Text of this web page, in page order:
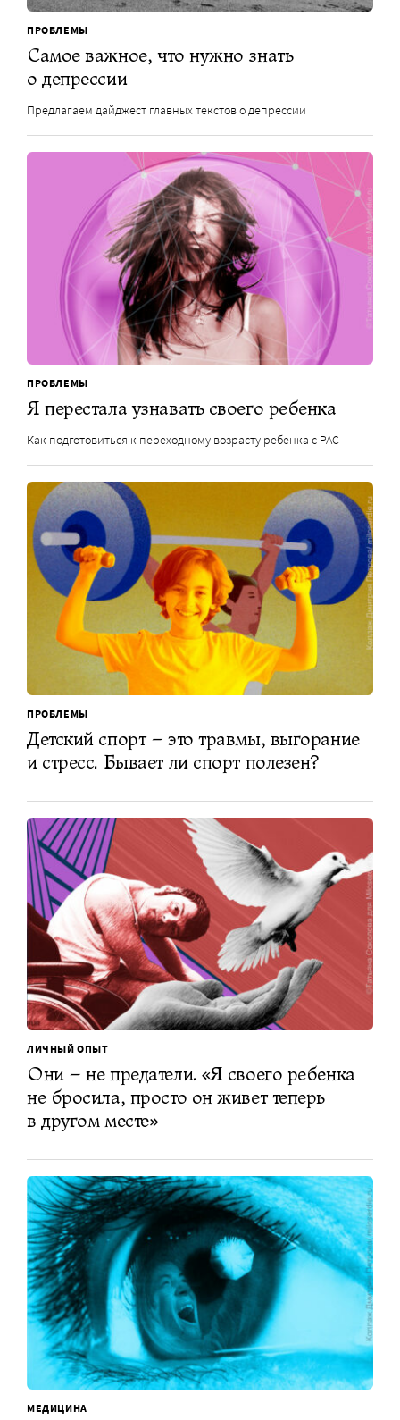
ПРОБЛЕМЫ
Самое важное, что нужно знать
о депрессии
Предлагаем дайджест главных текстов о депрессии
ПРОБЛЕМЫ
Я перестала узнавать своего ребенка
Как подготовиться к переходному возрасту ребенка с РАС
ПРОБЛЕМЫ
Детский спорт – это травмы, выгорание
и стресс. Бывает ли спорт полезен?
ЛИЧНЫЙ ОПЫТ
Они – не предатели. «Я своего ребенка
не бросила, просто он живет теперь
в другом месте»
МЕДИЦИНА